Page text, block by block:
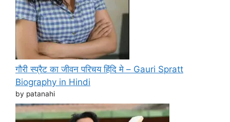
गौरी स्प्रैट का जीवन परिचय हिंदि मे – Gauri Spratt
Biography in Hindi
by patanahi